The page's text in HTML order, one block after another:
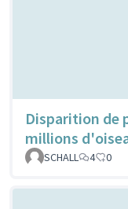
Disparition de
millions
SCHALL
4 0